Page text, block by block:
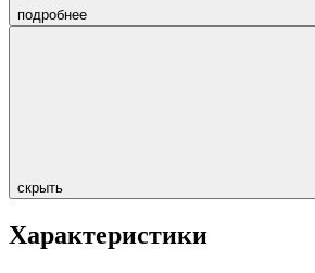
подробнее
скрыть
Характеристики